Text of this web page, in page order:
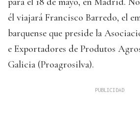
él viajará Francisco Barredo, el
barquense que preside la
e Exportadores de Produtos
Galicia (Proagrosilva).